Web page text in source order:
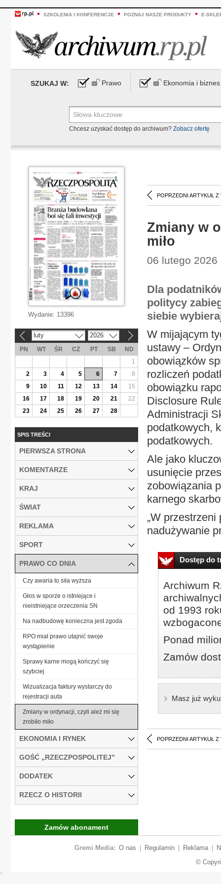
SZKOLENIA I KONFERENCJE POZNAJ NASZE PRODUKTY E-
SZUKAJ W: Prawo Ekonomia i biznes
Chcesz uzyskać dostęp do archiwum? Zobacz ofertę
POPRZEDNI ARTYKUŁ Z
Zmiany w
miło
06 lutego 2026
Dla
politycy
siebie
W mijającym
ustawy –
obowiązków
rozliczeń
obowiązku
Disclosure
Administracji
podatkowych,
podatkowych.
Ale jako
usunięcie
zobowiązania
karnego
„W przestrzeni
nadużywanie
Dostęp do
Archiwum
od 1993
Ponad
Zamów
Masz już
POPRZEDNI ARTYKUŁ Z
Wydanie: 13396
luty 2026
PN WT ŚR CZ PT SB
ND
1
2
3 4 5 6 7
8
9
10 11 12 13 14
15
16
17 18 19 20 21
22
23
24 25 26 27 28
SPIS TREŚCI
PIERWSZA STRONA
KOMENTARZE
KRAJ
ŚWIAT
REKLAMA
SPORT
PRAWO CO DNIA
Czy awaria to siła wyższa
Głos w sporze o istniejące i
nieistniejące orzeczenia SN
Na nadbudowę konieczna jest zgoda
RPO miał prawo utajnić swoje
wystąpienie
Sprawy karne mogą kończyć się
szybciej
Wizualizacja faktury wystarczy do
rejestracji auta
Zmiany w ordynacji, czyli ależ mi się
zrobiło miło
EKONOMIA I RYNEK
GOŚĆ „RZECZPOSPOLITEJ”
DODATEK
RZECZ O HISTORII
Zamów abonament
Gremi Media: O nas Regulamin Reklama
©